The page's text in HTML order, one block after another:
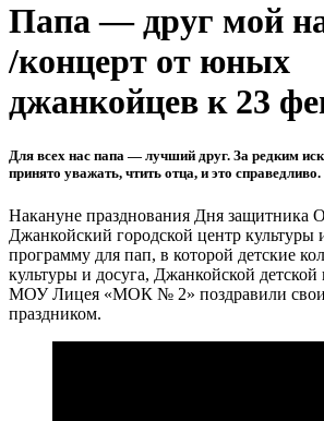
Папа — друг мой
/концерт от юных
джанкойцев к 23
Для всех нас папа — лучший друг. За редким
принято уважать, чтить отца, и это справедливо.
Накануне празднования Дня защитника
Джанкойский городской центр культуры
программу для пап, в которой детские
культуры и досуга, Джанкойской
МОУ Лицея «МОК № 2» поздравили
праздником.